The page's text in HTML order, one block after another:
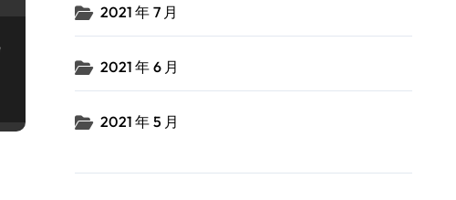
2021 年 7 月
2021 年 6 月
2021 年 5 月